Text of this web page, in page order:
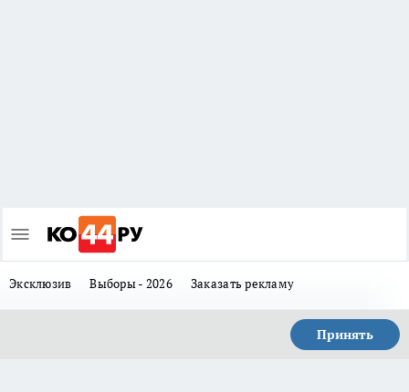
Эксклюзив Выборы - 2026 Заказать рекламу
Принять